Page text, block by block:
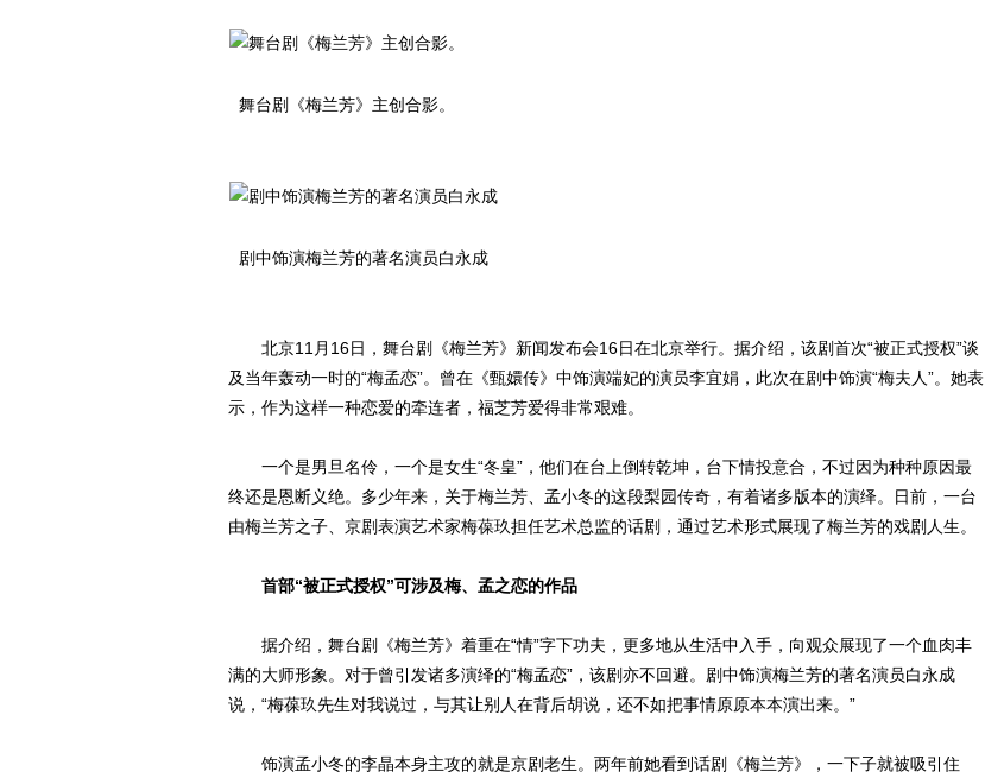
舞台剧《梅兰芳》主创合影。
剧中饰演梅兰芳的著名演员白永成
北京11月16日，舞台剧《梅兰芳》新闻发布会16日在北京举行。据介绍，该剧首次“被正式授权”谈
及当年轰动一时的“梅孟恋”。曾在《甄嬛传》中饰演端妃的演员李宜娟，此次在剧中饰演“梅夫人”。她表
示，作为这样一种恋爱的牵连者，福芝芳爱得非常艰难。
一个是男旦名伶，一个是女生“冬皇”，他们在台上倒转乾坤，台下情投意合，不过因为种种原因最
终还是恩断义绝。多少年来，关于梅兰芳、孟小冬的这段梨园传奇，有着诸多版本的演绎。日前，一台
由梅兰芳之子、京剧表演艺术家梅葆玖担任艺术总监的话剧，通过艺术形式展现了梅兰芳的戏剧人生。
首部“被正式授权”可涉及梅、孟之恋的作品
据介绍，舞台剧《梅兰芳》着重在“情”字下功夫，更多地从生活中入手，向观众展现了一个血肉丰
满的大师形象。对于曾引发诸多演绎的“梅孟恋”，该剧亦不回避。剧中饰演梅兰芳的著名演员白永成
说，“梅葆玖先生对我说过，与其让别人在背后胡说，还不如把事情原原本本演出来。”
饰演孟小冬的李晶本身主攻的就是京剧老生。两年前她看到话剧《梅兰芳》，一下子就被吸引住